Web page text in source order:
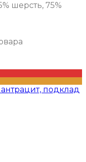
шерсть, 75%